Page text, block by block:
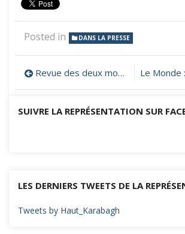
Posted in DANS LA PRESSE
Navigation
de
l’article
Revue des deux mondes : « Nous sommes seuls au monde. » Dans l’Arménie menacée d’épuration ethnique
SUIVRE LA REPRÉSENTATION SUR
LES DERNIERS TWEETS DE LA
Tweets by Haut_Karabagh